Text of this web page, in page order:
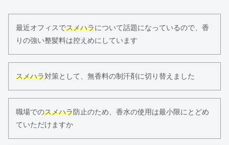
最近オフィスでスメハラについて話題になっているので、香
りの強い整髪料は控えめにしています
スメハラ対策として、無香料の制汗剤に切り替えました
職場でのスメハラ防止のため、香水の使用は最小限にとどめ
ていただけますか